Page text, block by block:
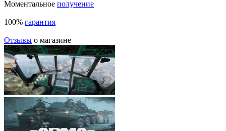
Моментальное получение
100% гарантия
Отзывы о магазине